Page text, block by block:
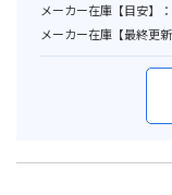
メーカー在庫【目安】
メーカー在庫【最終更